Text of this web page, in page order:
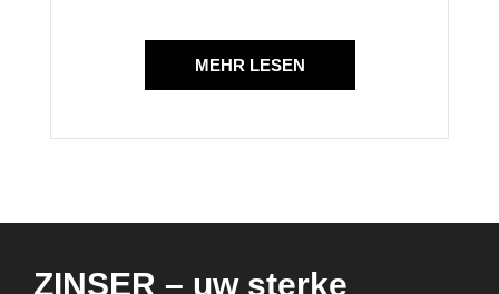
MEHR LESEN
ZINSER – uw sterke